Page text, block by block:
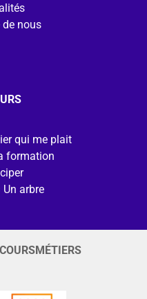
de nous
qui me plait
formation
arbre